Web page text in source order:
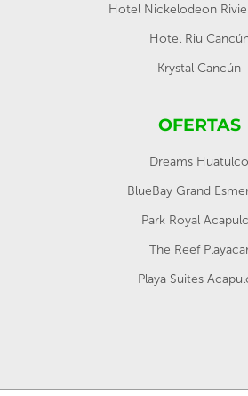
Hotel Nickelodeon
Hotel Riu
Krystal Cancún
OFERTAS
Dreams Huatulco
BlueBay Grand
Park Royal
The Reef
Playa Suites